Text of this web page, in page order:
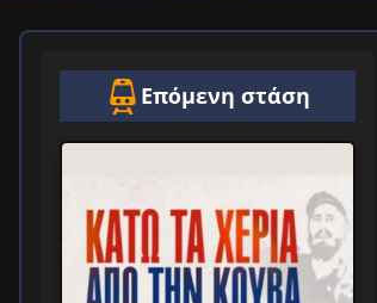
Επόμενη στάση